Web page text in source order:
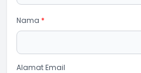
Nama *
Alamat Email